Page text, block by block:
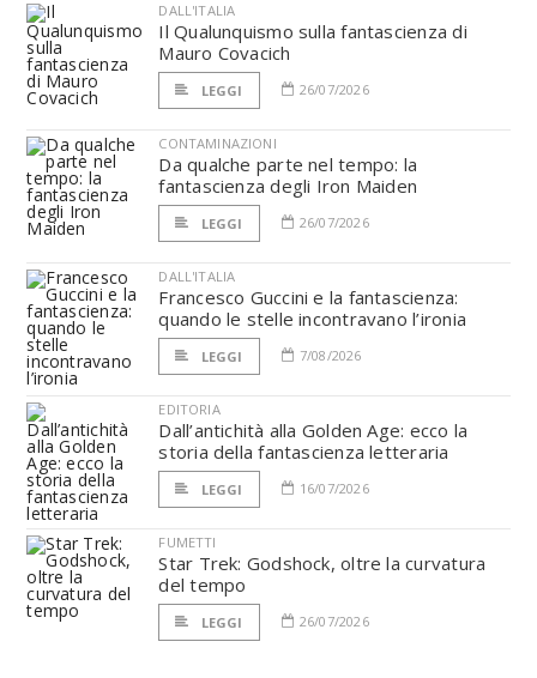
DALL'ITALIA
Il Qualunquismo sulla fantascienza di
Mauro Covacich
LEGGI 26/07/2026
CONTAMINAZIONI
Da qualche parte nel tempo: la
fantascienza degli Iron Maiden
LEGGI 26/07/2026
DALL'ITALIA
Francesco Guccini e la fantascienza:
quando le stelle incontravano l’ironia
LEGGI 7/08/2026
EDITORIA
Dall’antichità alla Golden Age: ecco la
storia della fantascienza letteraria
LEGGI 16/07/2026
FUMETTI
Star Trek: Godshock, oltre la curvatura
del tempo
LEGGI 26/07/2026